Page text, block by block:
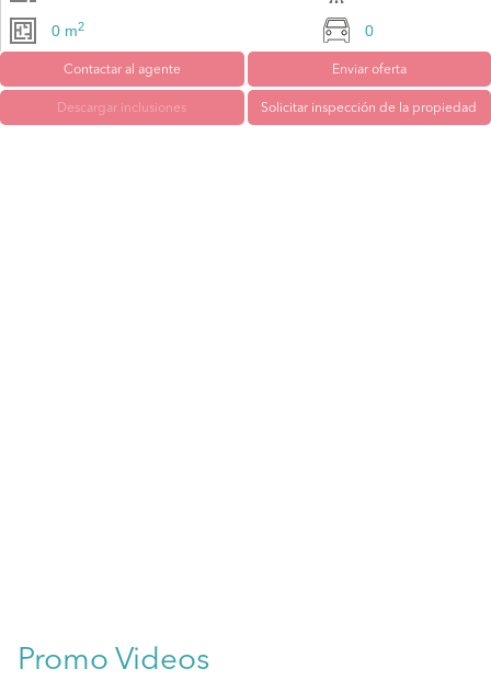
0 m2 0
Contactar al agente Enviar oferta
Descargar inclusiones Solicitar inspección de la propiedad
Promo Videos